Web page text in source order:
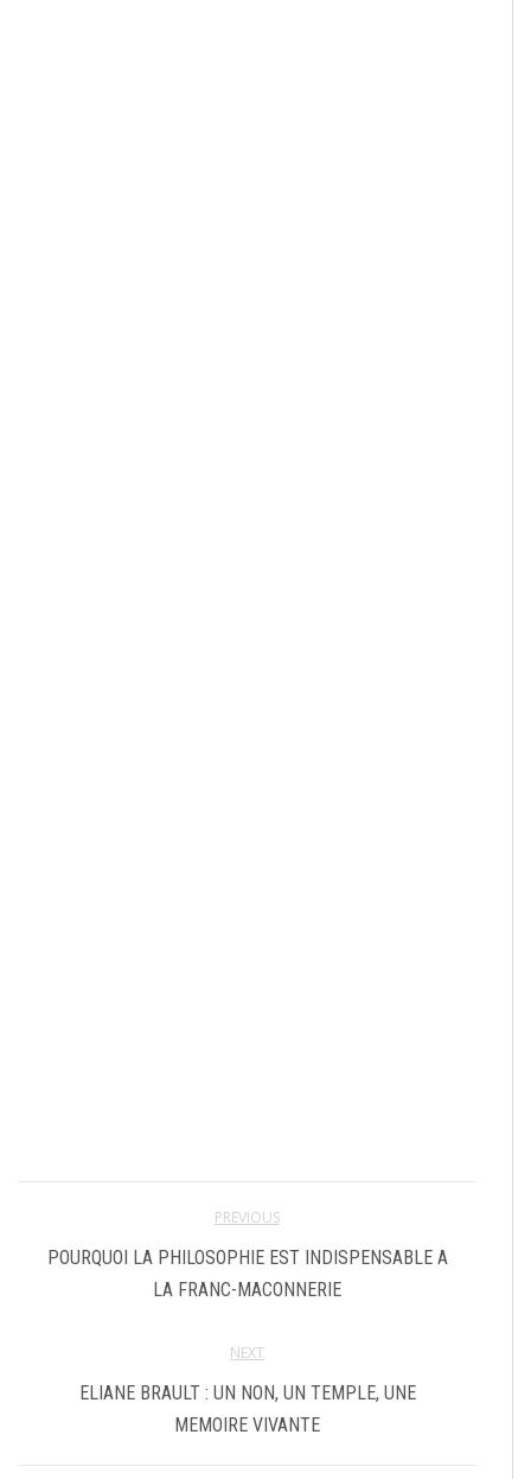
PREVIOUS
POURQUOI LA PHILOSOPHIE EST INDISPENSABLE A
LA FRANC-MACONNERIE
NEXT
ELIANE BRAULT : UN NON, UN TEMPLE, UNE
MEMOIRE VIVANTE